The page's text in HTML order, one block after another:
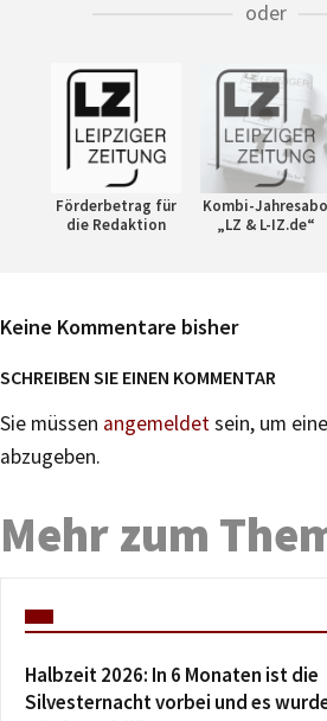
oder
Förderbetrag für
die Redaktion
Kombi-Jahresabo
„LZ & L-IZ.de“
Keine Kommentare bisher
SCHREIBEN SIE EINEN KOMMENTAR
Sie müssen angemeldetsein, um
abzugeben.
Mehr zum
Halbzeit 2026: In 6 Monaten ist die
Silvesternacht vorbei und es